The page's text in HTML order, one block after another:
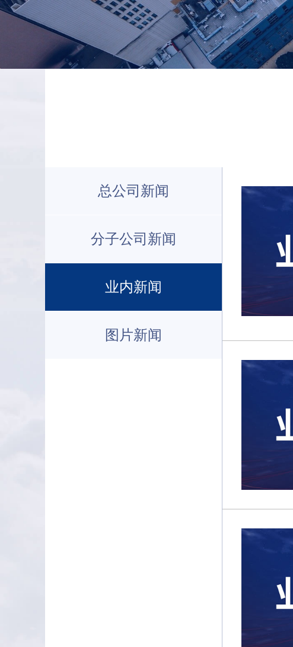
总公司新闻
分子公司新闻
业内新闻
图片新闻